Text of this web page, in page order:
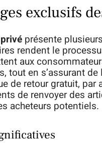
exclusifs
présente
rendent le
aux
tout en s’assurant
de retour gratuit,
de renvoyer des
acheteurs potentiels.